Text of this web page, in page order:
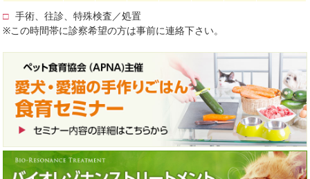
□
手術、往診、特殊検査／処置
※この時間帯に診察希望の方は事前に連絡下さい。